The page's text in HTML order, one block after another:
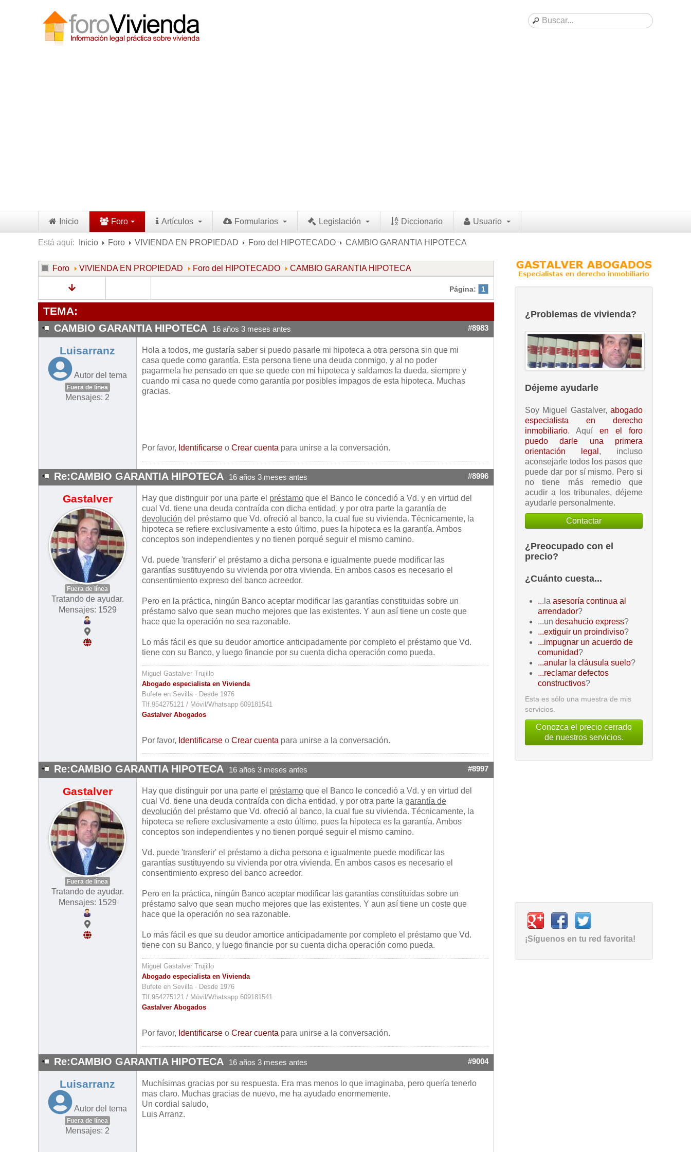
Inicio Foro Artículos Formularios Legislación Diccionario Usuario
Está aquí: Inicio Foro VIVIENDA EN PROPIEDAD Foro del HIPOTECADO CAMBIO GARANTIA HIPOTECA
Foro VIVIENDA EN PROPIEDAD Foro del HIPOTECADO CAMBIO GARANTIA HIPOTECA
Página: 1
TEMA:
CAMBIO GARANTIA HIPOTECA 16 años 3 meses antes #8983
Luisarranz
Autor del tema
Fuera de línea
Mensajes: 2
Hola a todos, me gustaría saber si puedo pasarle mi hipoteca a otra persona sin que mi
casa quede como garantía. Esta persona tiene una deuda conmigo, y al no poder
pagarmela he pensado en que se quede con mi hipoteca y saldamos la dueda, siempre y
cuando mi casa no quede como garantía por posibles impagos de esta hipoteca. Muchas
gracias.
Por favor, Identificarse o Crear cuenta para unirse a la conversación.
Re:CAMBIO GARANTIA HIPOTECA 16 años 3 meses antes #8996
Gastalver
Fuera de línea
Tratando de ayudar.
Mensajes: 1529
Hay que distinguir por una parte el préstamo que el Banco le concedió a Vd. y en virtud del
cual Vd. tiene una deuda contraída con dicha entidad, y por otra parte la garantía de
devolución del préstamo que Vd. ofreció al banco, la cual fue su vivienda. Técnicamente, la
hipoteca se refiere exclusivamente a esto último, pues la hipoteca es la garantía. Ambos
conceptos son independientes y no tienen porqué seguir el mismo camino.
Vd. puede 'transferir' el préstamo a dicha persona e igualmente puede modificar las
garantías sustituyendo su vivienda por otra vivienda. En ambos casos es necesario el
consentimiento expreso del banco acreedor.
Pero en la práctica, ningún Banco aceptar modificar las garantías constituidas sobre un
préstamo salvo que sean mucho mejores que las existentes. Y aun así tiene un coste que
hace que la operación no sea razonable.
Lo más fácil es que su deudor amortice anticipadamente por completo el préstamo que Vd.
tiene con su Banco, y luego financie por su cuenta dicha operación como pueda.
Miguel Gastalver Trujillo
Abogado especialista en Vivienda
Bufete en Sevilla · Desde 1976
Tlf.954275121 / Móvil/Whatsapp 609181541
Gastalver Abogados
Por favor, Identificarse o Crear cuenta para unirse a la conversación.
Re:CAMBIO GARANTIA HIPOTECA 16 años 3 meses antes #8997
Gastalver
Fuera de línea
Tratando de ayudar.
Mensajes: 1529
Hay que distinguir por una parte el préstamo que el Banco le concedió a Vd. y en virtud del
cual Vd. tiene una deuda contraída con dicha entidad, y por otra parte la garantía de
devolución del préstamo que Vd. ofreció al banco, la cual fue su vivienda. Técnicamente, la
hipoteca se refiere exclusivamente a esto último, pues la hipoteca es la garantía. Ambos
conceptos son independientes y no tienen porqué seguir el mismo camino.
Vd. puede 'transferir' el préstamo a dicha persona e igualmente puede modificar las
garantías sustituyendo su vivienda por otra vivienda. En ambos casos es necesario el
consentimiento expreso del banco acreedor.
Pero en la práctica, ningún Banco aceptar modificar las garantías constituidas sobre un
préstamo salvo que sean mucho mejores que las existentes. Y aun así tiene un coste que
hace que la operación no sea razonable.
Lo más fácil es que su deudor amortice anticipadamente por completo el préstamo que Vd.
tiene con su Banco, y luego financie por su cuenta dicha operación como pueda.
Miguel Gastalver Trujillo
Abogado especialista en Vivienda
Bufete en Sevilla · Desde 1976
Tlf.954275121 / Móvil/Whatsapp 609181541
Gastalver Abogados
Por favor, Identificarse o Crear cuenta para unirse a la conversación.
Re:CAMBIO GARANTIA HIPOTECA 16 años 3 meses antes #9004
Luisarranz
Autor del tema
Fuera de línea
Mensajes: 2
Muchísimas gracias por su respuesta. Era mas menos lo que imaginaba, pero quería tenerlo
mas claro. Muchas gracias de nuevo, me ha ayudado enormemente.
Un cordial saludo,
Luis Arranz.
¿Problemas de vivienda?
Déjeme ayudarle
Soy Miguel Gastalver, abogado
especialista en derecho
inmobiliario. Aquí en el foro
puedo darle una primera
orientación legal , incluso
aconsejarle todos los pasos que
puede dar por sí mismo. Pero si
no tiene más remedio que
acudir a los tribunales, déjeme
ayudarle personalmente.
Contactar
¿Preocupado con el
precio?
¿Cuánto cuesta...
...la asesoría continua al
arrendador?
...un desahucio express?
...extiguir un proindiviso?
...impugnar un acuerdo de
comunidad?
...anular la cláusula suelo?
...reclamar defectos
constructivos?
Esta es sólo una muestra de mis
servicios.
Conozca el precio cerrado
de nuestros servicios.
¡Síguenos en tu red favorita!